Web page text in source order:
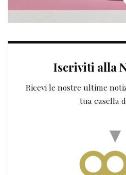
Iscriviti alla
Ricevi le nostre ultime
tua casella